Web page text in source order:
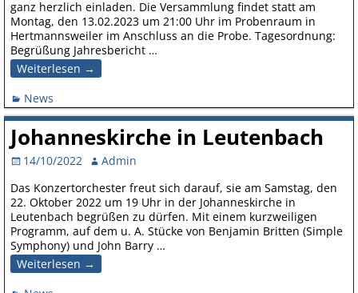
ganz herzlich einladen. Die Versammlung findet statt am
Montag, den 13.02.2023 um 21:00 Uhr im Probenraum in
Hertmannsweiler im Anschluss an die Probe. Tagesordnung:
Begrüßung Jahresbericht …
Weiterlesen →
News
Johanneskirche in Leutenbach
14/10/2022
Admin
Das Konzertorchester freut sich darauf, sie am Samstag, den
22. Oktober 2022 um 19 Uhr in der Johanneskirche in
Leutenbach begrüßen zu dürfen. Mit einem kurzweiligen
Programm, auf dem u. A. Stücke von Benjamin Britten (Simple
Symphony) und John Barry …
Weiterlesen →